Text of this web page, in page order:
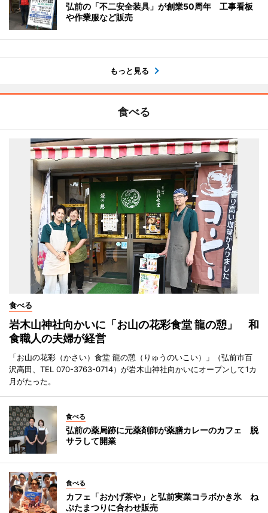
弘前の「不二安全装具」が創業50周年 工事看板
や作業服など販売
もっと見る
食べる
食べる
岩木山神社向かいに「お山の花彩食堂 龍の憩」 和
食職人の夫婦が経営
「お山の花彩（かさい）食堂 龍の憩（りゅうのいこい）」（弘前市百
沢高田、TEL 070-3763-0714）が岩木山神社向かいにオープンして1カ
月がたった。
食べる
弘前の薬局跡に元薬剤師が薬膳カレーのカフェ 脱
サラして開業
食べる
カフェ「おかげ茶や」と弘前実業コラボかき氷 ね
ぷたまつりに合わせ販売